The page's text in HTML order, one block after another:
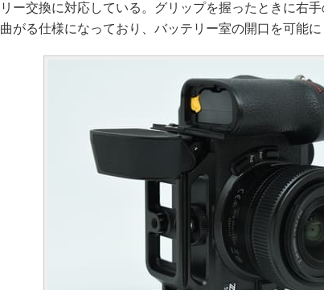
リー交換に対応している。グリップを握ったときに右
曲がる仕様になっており、バッテリー室の開口を可能に